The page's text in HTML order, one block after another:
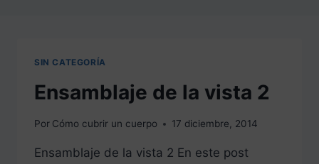
SIN CATEGORÍA
Ensamblaje de la vista 2
Por Cómo cubrir un cuerpo 17 diciembre, 2014
Ensamblaje de la vista 2 En este post